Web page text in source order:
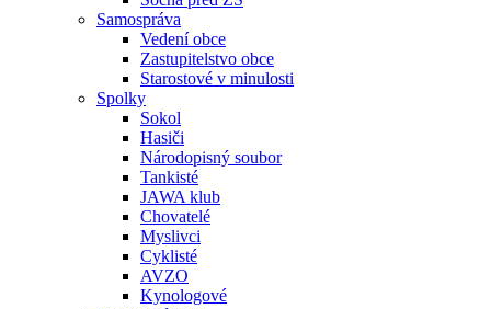
Samospráva
Vedení obce
Zastupitelstvo obce
Starostové v minulosti
Spolky
Sokol
Hasiči
Národopisný soubor
Tankisté
JAWA klub
Chovatelé
Myslivci
Cyklisté
AVZO
Kynologové